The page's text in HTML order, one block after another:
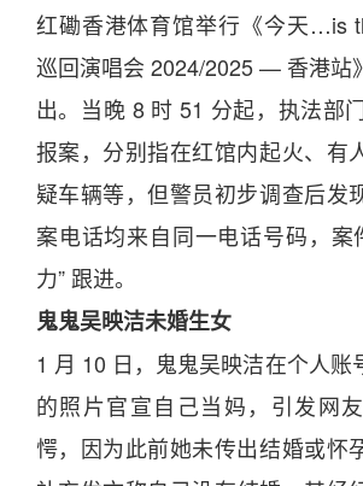
红磡香港体育馆举行《今天…is
巡回演唱会 2024/2025— 香港站
出。当晚 8 时 51 分起，执法部
报案， 分别指在红馆内起火、有
疑车辆等，但警员初步调查后发
案电话均来自同一电话号码，案
力” 跟进。
鬼鬼吴映洁未婚生女
1 月 10 日 ， 鬼鬼吴映洁在个人账
的照片官宣自己当妈，引发网
愕，因为此前她未传出结婚或怀